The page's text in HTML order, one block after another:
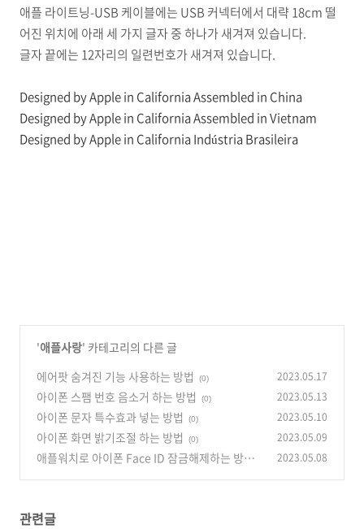
애플 라이트닝-USB 케이블에는 USB 커넥터에서 대략 18cm 떨
어진 위치에 아래 세 가지 글자 중 하나가 새겨져 있습니다.
글자 끝에는 12자리의 일련번호가 새겨져 있습니다.
Designed by Apple in California Assembled in China
Designed by Apple in CaliforniaAssembled in Vietnam
Designed by Apple in CaliforniaIndústria Brasileira
'애플사랑' 카테고리의 다른 글
에어팟 숨겨진 기능 사용하는 방법
(0) 2023.05.17
아이폰 스팸 번호 음소거 하는 방법 (0) 2023.05.13
아이폰 문자 특수효과 넣는 방법 (0) 2023.05.10
아이폰 화면 밝기조절 하는 방법 (0) 2023.05.09
애플워치로 아이폰 Face ID 잠금해제하는 방법 2023.05.08
관련글